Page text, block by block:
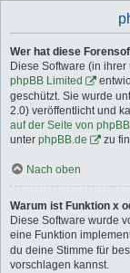
Wer hat diese
Diese Software (in
phpBB Limited
geschützt. Sie wurde
2.0) veröffentlicht und
auf der Seite von
unter phpBB.de zu
Nach oben
Warum ist Funktion x
Diese Software wurde
eine Funktion
du deine Stimme für
vorschlagen kannst.